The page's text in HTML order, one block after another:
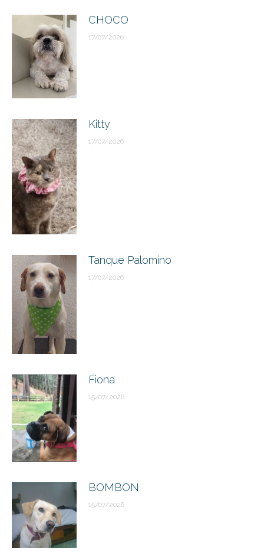
CHOCO
17/07/2026
Kitty
17/07/2026
Tanque Palomino
17/07/2026
Fiona
15/07/2026
BOMBON
15/07/2026